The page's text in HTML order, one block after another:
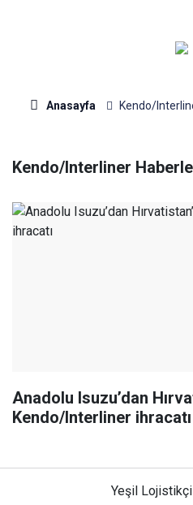
Anasayfa Kendo/
Kendo/Interliner
Anadolu Isuzu’dan
Kendo/Interliner ihracatı
Yeşil